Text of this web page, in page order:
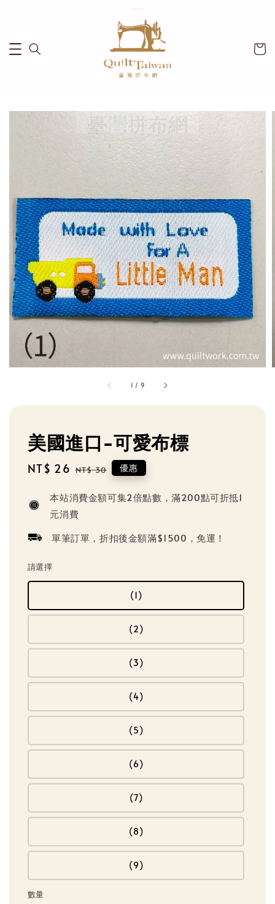
1 / 9
美國進口-可愛布標
Sale
NT$ 26 Regular
NT$ 30 優惠
本站消費金額可集2倍點數，滿200點可折抵1
元消費
單筆訂單，折扣後金額滿$1500，免運！
請選擇
(1)
(2)
(3)
(4)
(5)
(6)
(7)
(8)
(9)
數量